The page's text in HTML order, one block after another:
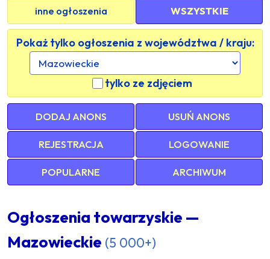
inne ogłoszenia WSZYSTKIE
Pokaż tylko ogłoszenia z województwa / kraju:
tylko ze zdjęciem
DODAJ ANONS USUŃ ANONS
REJESTRACJA LOGOWANIE
POPULARNE ARCHIWUM
Ogłoszenia towarzyskie —
Mazowieckie (5 000+)